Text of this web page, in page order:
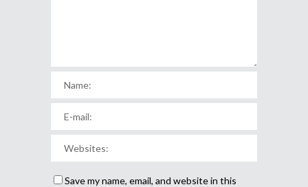
Save my name, email, and website in this